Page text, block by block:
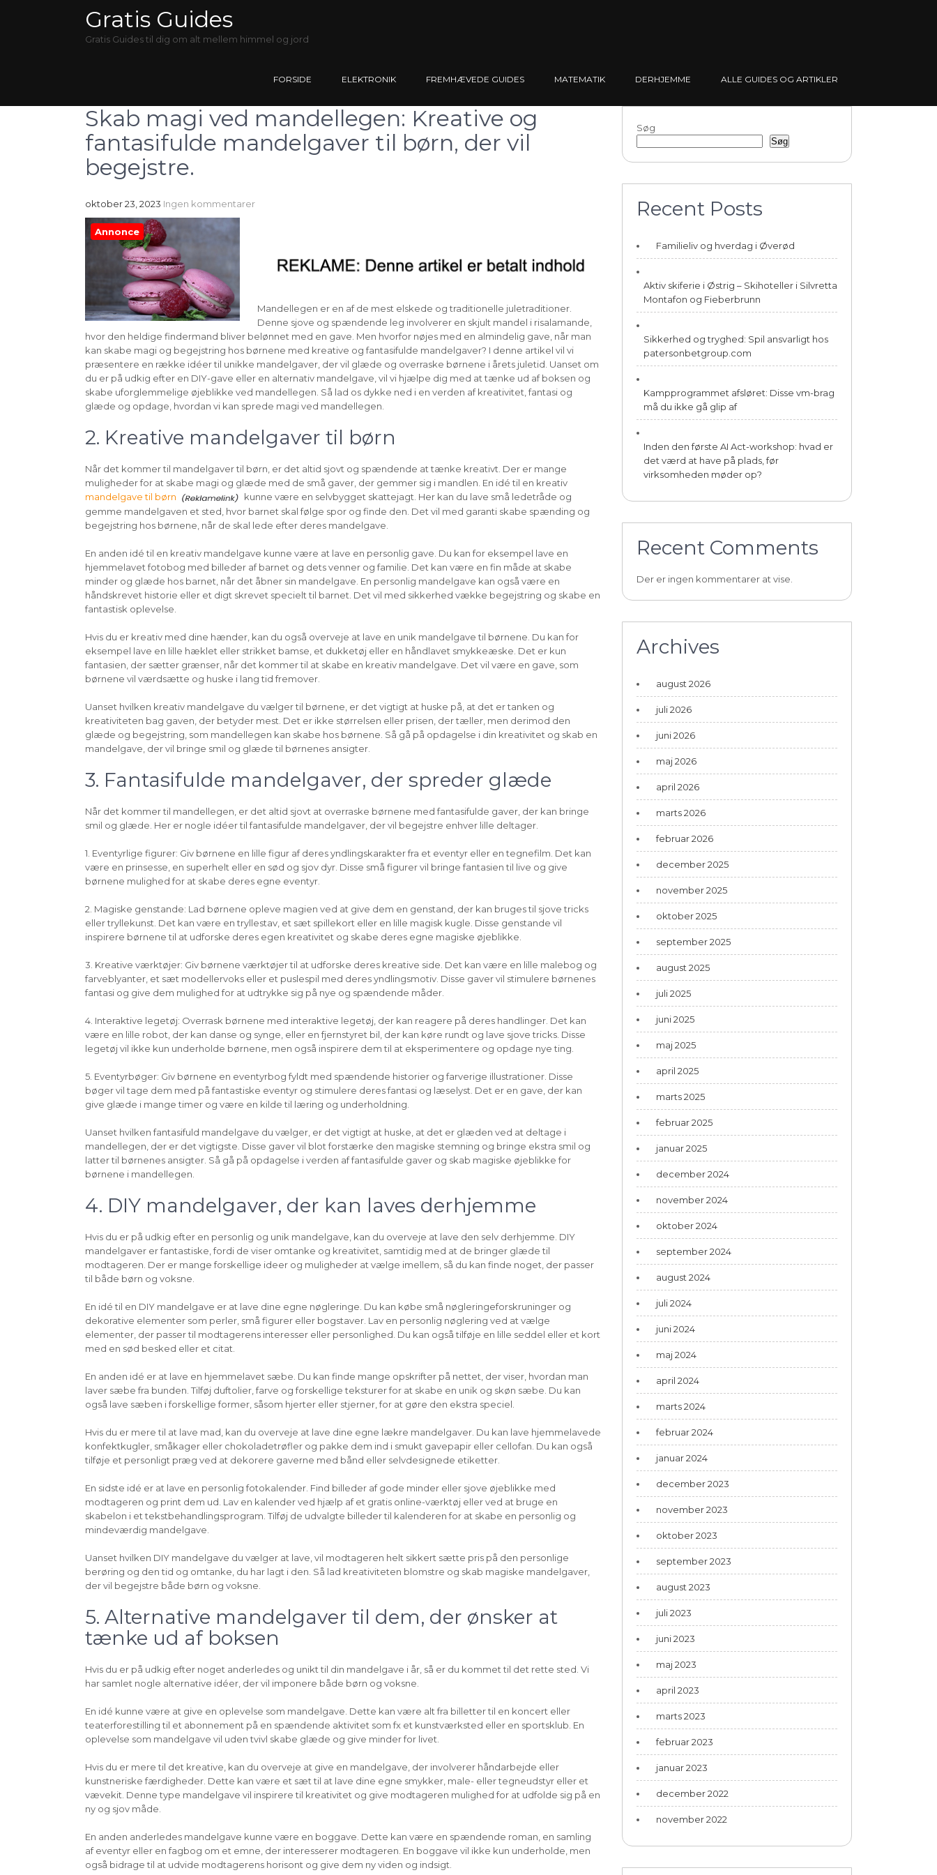
Gratis Guides
Gratis Guides til dig om alt mellem himmel og jord
FORSIDE ELEKTRONIK FREMHÆVEDE GUIDES MATEMATIK DERHJEMME ALLE GUIDES OG ARTIKLER
Skab magi ved mandellegen: Kreative og
fantasifulde mandelgaver til børn, der vil
begejstre.
oktober 23, 2023 Ingen kommentarer
Annonce
Mandellegen er en af de mest elskede og traditionelle juletraditioner.
Denne sjove og spændende leg involverer en skjult mandel i risalamande,
hvor den heldige findermand bliver belønnet med en gave. Men hvorfor nøjes med en almindelig gave, når man
kan skabe magi og begejstring hos børnene med kreative og fantasifulde mandelgaver? I denne artikel vil vi
præsentere en række idéer til unikke mandelgaver, der vil glæde og overraske børnene i årets juletid. Uanset om
du er på udkig efter en DIY-gave eller en alternativ mandelgave, vil vi hjælpe dig med at tænke ud af boksen og
skabe uforglemmelige øjeblikke ved mandellegen. Så lad os dykke ned i en verden af kreativitet, fantasi og
glæde og opdage, hvordan vi kan sprede magi ved mandellegen.
2. Kreative mandelgaver til børn
Når det kommer til mandelgaver til børn, er det altid sjovt og spændende at tænke kreativt. Der er mange
muligheder for at skabe magi og glæde med de små gaver, der gemmer sig i mandlen. En idé til en kreativ
mandelgave til børn
kunne være en selvbygget skattejagt. Her kan du lave små ledetråde og
gemme mandelgaven et sted, hvor barnet skal følge spor og finde den. Det vil med garanti skabe spænding og
begejstring hos børnene, når de skal lede efter deres mandelgave.
En anden idé til en kreativ mandelgave kunne være at lave en personlig gave. Du kan for eksempel lave en
hjemmelavet fotobog med billeder af barnet og dets venner og familie. Det kan være en fin måde at skabe
minder og glæde hos barnet, når det åbner sin mandelgave. En personlig mandelgave kan også være en
håndskrevet historie eller et digt skrevet specielt til barnet. Det vil med sikkerhed vække begejstring og skabe en
fantastisk oplevelse.
Hvis du er kreativ med dine hænder, kan du også overveje at lave en unik mandelgave til børnene. Du kan for
eksempel lave en lille hæklet eller strikket bamse, et dukketøj eller en håndlavet smykkeæske. Det er kun
fantasien, der sætter grænser, når det kommer til at skabe en kreativ mandelgave. Det vil være en gave, som
børnene vil værdsætte og huske i lang tid fremover.
Uanset hvilken kreativ mandelgave du vælger til børnene, er det vigtigt at huske på, at det er tanken og
kreativiteten bag gaven, der betyder mest. Det er ikke størrelsen eller prisen, der tæller, men derimod den
glæde og begejstring, som mandellegen kan skabe hos børnene. Så gå på opdagelse i din kreativitet og skab en
mandelgave, der vil bringe smil og glæde til børnenes ansigter.
3. Fantasifulde mandelgaver, der spreder glæde
Når det kommer til mandellegen, er det altid sjovt at overraske børnene med fantasifulde gaver, der kan bringe
smil og glæde. Her er nogle idéer til fantasifulde mandelgaver, der vil begejstre enhver lille deltager.
1. Eventyrlige figurer: Giv børnene en lille figur af deres yndlingskarakter fra et eventyr eller en tegnefilm. Det kan
være en prinsesse, en superhelt eller en sød og sjov dyr. Disse små figurer vil bringe fantasien til live og give
børnene mulighed for at skabe deres egne eventyr.
2. Magiske genstande: Lad børnene opleve magien ved at give dem en genstand, der kan bruges til sjove tricks
eller tryllekunst. Det kan være en tryllestav, et sæt spillekort eller en lille magisk kugle. Disse genstande vil
inspirere børnene til at udforske deres egen kreativitet og skabe deres egne magiske øjeblikke.
3. Kreative værktøjer: Giv børnene værktøjer til at udforske deres kreative side. Det kan være en lille malebog og
farveblyanter, et sæt modellervoks eller et puslespil med deres yndlingsmotiv. Disse gaver vil stimulere børnenes
fantasi og give dem mulighed for at udtrykke sig på nye og spændende måder.
4. Interaktive legetøj: Overrask børnene med interaktive legetøj, der kan reagere på deres handlinger. Det kan
være en lille robot, der kan danse og synge, eller en fjernstyret bil, der kan køre rundt og lave sjove tricks. Disse
legetøj vil ikke kun underholde børnene, men også inspirere dem til at eksperimentere og opdage nye ting.
5. Eventyrbøger: Giv børnene en eventyrbog fyldt med spændende historier og farverige illustrationer. Disse
bøger vil tage dem med på fantastiske eventyr og stimulere deres fantasi og læselyst. Det er en gave, der kan
give glæde i mange timer og være en kilde til læring og underholdning.
Uanset hvilken fantasifuld mandelgave du vælger, er det vigtigt at huske, at det er glæden ved at deltage i
mandellegen, der er det vigtigste. Disse gaver vil blot forstærke den magiske stemning og bringe ekstra smil og
latter til børnenes ansigter. Så gå på opdagelse i verden af fantasifulde gaver og skab magiske øjeblikke for
børnene i mandellegen.
4. DIY mandelgaver, der kan laves derhjemme
Hvis du er på udkig efter en personlig og unik mandelgave, kan du overveje at lave den selv derhjemme. DIY
mandelgaver er fantastiske, fordi de viser omtanke og kreativitet, samtidig med at de bringer glæde til
modtageren. Der er mange forskellige ideer og muligheder at vælge imellem, så du kan finde noget, der passer
til både børn og voksne.
En idé til en DIY mandelgave er at lave dine egne nøgleringe. Du kan købe små nøgleringeforskruninger og
dekorative elementer som perler, små figurer eller bogstaver. Lav en personlig nøglering ved at vælge
elementer, der passer til modtagerens interesser eller personlighed. Du kan også tilføje en lille seddel eller et kort
med en sød besked eller et citat.
En anden idé er at lave en hjemmelavet sæbe. Du kan finde mange opskrifter på nettet, der viser, hvordan man
laver sæbe fra bunden. Tilføj duftolier, farve og forskellige teksturer for at skabe en unik og skøn sæbe. Du kan
også lave sæben i forskellige former, såsom hjerter eller stjerner, for at gøre den ekstra speciel.
Hvis du er mere til at lave mad, kan du overveje at lave dine egne lækre mandelgaver. Du kan lave hjemmelavede
konfektkugler, småkager eller chokoladetrøfler og pakke dem ind i smukt gavepapir eller cellofan. Du kan også
tilføje et personligt præg ved at dekorere gaverne med bånd eller selvdesignede etiketter.
En sidste idé er at lave en personlig fotokalender. Find billeder af gode minder eller sjove øjeblikke med
modtageren og print dem ud. Lav en kalender ved hjælp af et gratis online-værktøj eller ved at bruge en
skabelon i et tekstbehandlingsprogram. Tilføj de udvalgte billeder til kalenderen for at skabe en personlig og
mindeværdig mandelgave.
Uanset hvilken DIY mandelgave du vælger at lave, vil modtageren helt sikkert sætte pris på den personlige
berøring og den tid og omtanke, du har lagt i den. Så lad kreativiteten blomstre og skab magiske mandelgaver,
der vil begejstre både børn og voksne.
5. Alternative mandelgaver til dem, der ønsker at
tænke ud af boksen
Hvis du er på udkig efter noget anderledes og unikt til din mandelgave i år, så er du kommet til det rette sted. Vi
har samlet nogle alternative idéer, der vil imponere både børn og voksne.
En idé kunne være at give en oplevelse som mandelgave. Dette kan være alt fra billetter til en koncert eller
teaterforestilling til et abonnement på en spændende aktivitet som fx et kunstværksted eller en sportsklub. En
oplevelse som mandelgave vil uden tvivl skabe glæde og give minder for livet.
Hvis du er mere til det kreative, kan du overveje at give en mandelgave, der involverer håndarbejde eller
kunstneriske færdigheder. Dette kan være et sæt til at lave dine egne smykker, male- eller tegneudstyr eller et
vævekit. Denne type mandelgave vil inspirere til kreativitet og give modtageren mulighed for at udfolde sig på en
ny og sjov måde.
En anden anderledes mandelgave kunne være en boggave. Dette kan være en spændende roman, en samling
af eventyr eller en fagbog om et emne, der interesserer modtageren. En boggave vil ikke kun underholde, men
også bidrage til at udvide modtagerens horisont og give dem ny viden og indsigt.
Søg
Søg
Recent Posts
Familieliv og hverdag i Øverød
Aktiv skiferie i Østrig – Skihoteller i Silvretta
Montafon og Fieberbrunn
Sikkerhed og tryghed: Spil ansvarligt hos
patersonbetgroup.com
Kampprogrammet afsløret: Disse vm-brag
må du ikke gå glip af
Inden den første AI Act-workshop: hvad er
det værd at have på plads, før
virksomheden møder op?
Recent Comments
Der er ingen kommentarer at vise.
Archives
august 2026
juli 2026
juni 2026
maj 2026
april 2026
marts 2026
februar 2026
december 2025
november 2025
oktober 2025
september 2025
august 2025
juli 2025
juni 2025
maj 2025
april 2025
marts 2025
februar 2025
januar 2025
december 2024
november 2024
oktober 2024
september 2024
august 2024
juli 2024
juni 2024
maj 2024
april 2024
marts 2024
februar 2024
januar 2024
december 2023
november 2023
oktober 2023
september 2023
august 2023
juli 2023
juni 2023
maj 2023
april 2023
marts 2023
februar 2023
januar 2023
december 2022
november 2022